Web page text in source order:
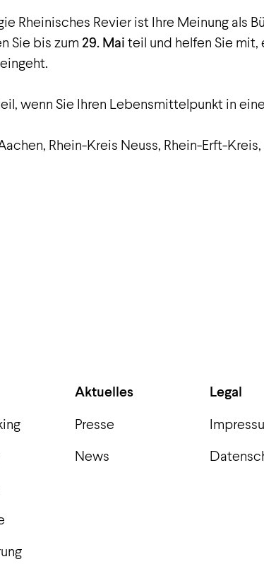
Rheinisches Revier ist Ihre Meinung als
Sie bis zum 29. Mai teil und helfen Sie
wenn Sie Ihren Lebensmittelpunkt in
Rhein-Kreis Neuss, Rhein-Erft-
Aktuelles
Presse
News
Legal